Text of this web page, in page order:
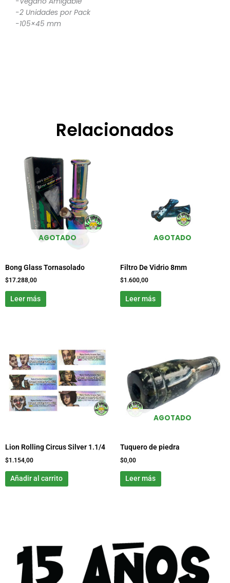
-2 Unidades por Pack
-105×45 mm
Relacionados
AGOTADO
Bong Glass Tornasolado
$17.288,00
Leer más
AGOTADO
Filtro De Vidrio 8mm
$1.600,00
Leer más
Lion Rolling Circus Silver 1.1/4
$1.154,00
Añadir al carrito
AGOTADO
Tuquero de piedra
$0,00
Leer más